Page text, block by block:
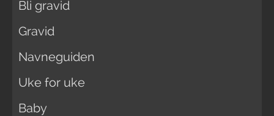
Bli gravid
Gravid
Navneguiden
Uke for uke
Baby